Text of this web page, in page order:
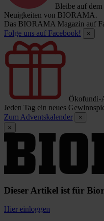
Bleibe auf dem
Neuigkeiten von BIORAMA.
Das BIORAMA Magazin auf
Folge uns auf Facebook!
×
Ökofundi-
Jeden Tag ein neues
Zum Adventskalender
×
×
Dieser Artikel ist für
Hier einloggen